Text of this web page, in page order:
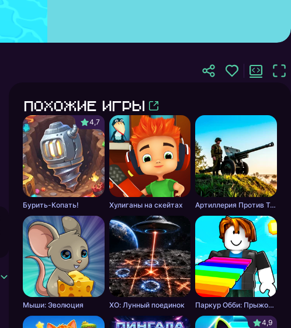
Похожие игры
4,7
Бурить-Копать! Хулиганы на скейтах Артиллерия Против Танков
Мыши: Эволюция ХО: Лунный поединок Паркур Обби: Прыжок к Победе
4,9